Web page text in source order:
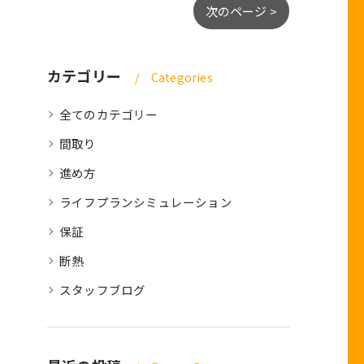
次のページ >
カテゴリー Categories
全てのカテゴリー
間取り
進め方
ライフプランシミュレーション
保証
断熱
スタッフブログ